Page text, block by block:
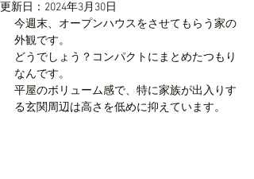
更新日： 2024年3月30日
今週末、オープンハウスをさせてもらう家の
外観です。
どうでしょう？コンパクトにまとめたつもり
なんです。
平屋のボリューム感で、特に家族が出入りす
る玄関周辺は高さを低めに抑えています。